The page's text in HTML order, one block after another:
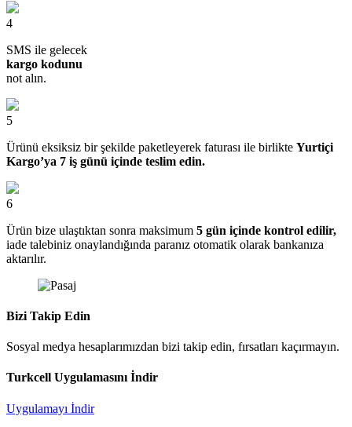
4
SMS ile gelecek
kargo kodunu
not alın.
5
Ürünü eksiksiz bir şekilde paketleyerek faturası ile birlikte Yurtiçi
Kargo’ya 7 iş günü içinde teslim edin.
6
Ürün bize ulaştıktan sonra maksimum 5 gün içinde kontrol edilir,
iade talebiniz onaylandığında paranız otomatik olarak bankanıza
aktarılır.
Bizi Takip Edin
Sosyal medya hesaplarımızdan bizi takip edin, fırsatları kaçırmayın.
Turkcell Uygulamasını İndir
Uygulamayı İndir